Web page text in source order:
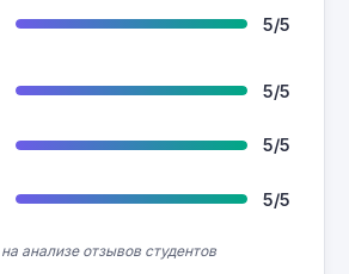
5/5
5/5
5/5
5/5
анализе отзывов студентов